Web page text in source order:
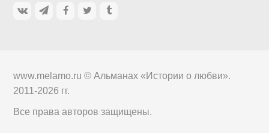
www.melamo.ru ©Альманах «Истории о любви».
2011-2026 гг.
Все права авторов защищены.